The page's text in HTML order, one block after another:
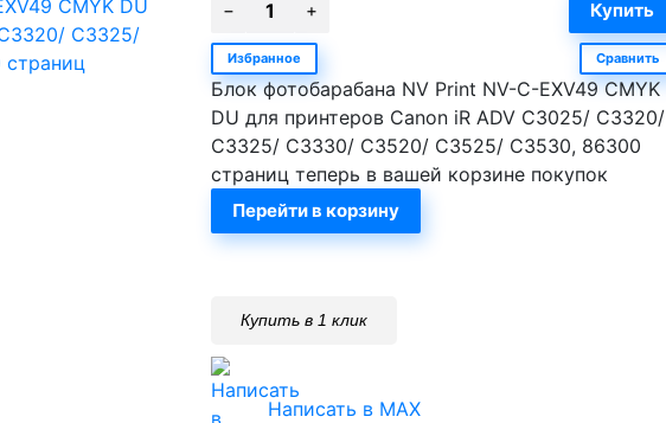
Избранное Сравнить
Блок фотобарабана NV Print NV-C-EXV49 CMYK
DU для принтеров Canon iR ADV C3025/ C3320/
C3325/ C3330/ C3520/ C3525/ C3530, 86300
страниц теперь в вашей корзине покупок
Перейти в корзину
Купить в 1 клик
Написать в MAX